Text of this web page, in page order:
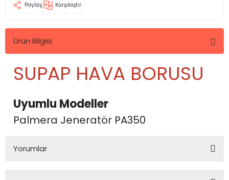
Paylaş Karşılaştır
Ürün Bilgisi
SUPAP HAVA BORUSU
Uyumlu Modeller
Palmera Jeneratör PA350
Yorumlar